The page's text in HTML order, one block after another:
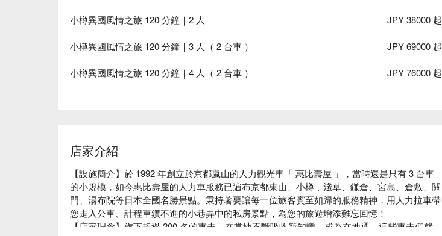
小樽異國風情之旅 120 分鐘｜2 人 JPY 38000 起
小樽異國風情之旅 120 分鐘｜3 人（ 2 台車 ） JPY 69000 起
小樽異國風情之旅 120 分鐘｜4 人（ 2 台車 ） JPY 76000 起
店家介紹
【設施簡介】於 1992 年創立於京都嵐山的人力觀光車「 惠比壽屋 」，當時還是只有 3 台車
的小規模，如今惠比壽屋的人力車服務已遍布京都東山、小樽﹑淺草、鎌倉、宮島、倉敷、關
門、湯布院等日本全國名勝景點。秉持著要讓每一位旅客賓至如歸的服務精神，用人力拉車帶
您走入公車、計程車鑽不進的小巷弄中的私房景點，為您的旅遊增添難忘回憶！
【店家理念】旗下超過 200 名的車夫，在當地不斷吸收新知識，成為在地通。這些車夫們就